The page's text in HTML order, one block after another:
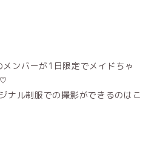
メンバーが1日限定でメイドちゃ
ナル制服での撮影ができるのはこ